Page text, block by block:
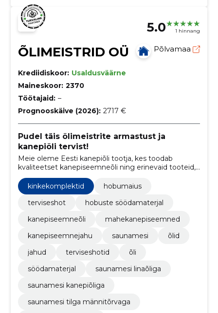
5.0 1 hinnang
ÕLIMEISTRID OÜ Põlvamaa
Krediidiskoor: Usaldusväärne
Maineskoor: 2370
Töötajaid: –
Prognooskäive (2026): 2717 €
Pudel täis õlimeistrite armastust ja
kanepiõli tervist!
Meie oleme Eesti kanepiõli tootja, kes toodab
kvaliteetset kanepiseemneõli ning erinevaid tooteid,
pakkuda oma klientidele parimaid tervislikke
lahendusi hobuste ja inimeste jaoks.
kinkekomplektid
hobumaius
terviseshot
hobuste söödamaterjal
kanepiseemneõli
mahekanepiseemned
kanepiseemnejahu
saunamesi
õlid
jahud
terviseshotid
õli
söödamaterjal
saunamesi linaõliga
saunamesi kanepiõliga
saunamesi tilga männitõrvaga